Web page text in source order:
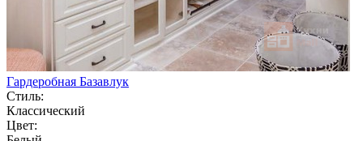
Гардеробная Базавлук
Стиль:
Классический
Цвет: